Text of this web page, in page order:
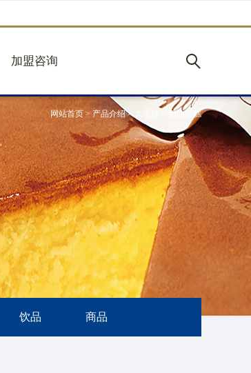
加盟咨询
加盟优势
立即加盟
网站首页 > 产品介绍> 奶油蛋糕
饮品 商品